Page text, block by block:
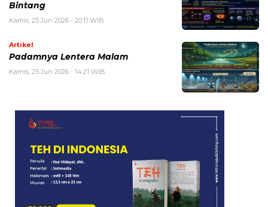
Bintang
Kamis, 25 Jun 2026 - 20:11 WIB
Artikel
Padamnya Lentera Malam
Kamis, 25 Jun 2026 - 14:21 WIB